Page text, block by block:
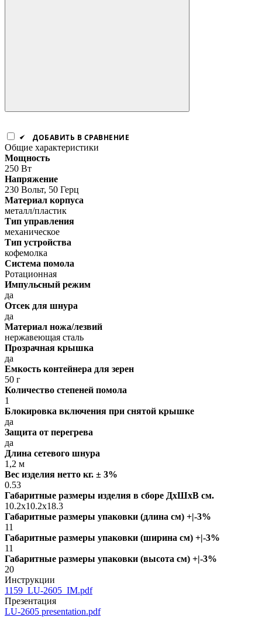
ДОБАВИТЬ В СРАВНЕНИЕ
Общие характеристики
Мощность
250 Вт
Напряжение
230 Вольт, 50 Герц
Материал корпуса
металл/пластик
Тип управления
механическое
Тип устройства
кофемолка
Система помола
Ротационная
Импульсный режим
да
Отсек для шнура
да
Материал ножа/лезвий
нержавеющая сталь
Прозрачная крышка
да
Емкость контейнера для зерен
50 г
Количество степеней помола
1
Блокировка включения при снятой крышке
да
Защита от перегрева
да
Длина сетевого шнура
1,2 м
Вес изделия нетто кг. ± 3%
0.53
Габаритные размеры изделия в сборе ДxШxВ см.
10.2x10.2x18.3
Габаритные размеры упаковки (длина см) +|-3%
11
Габаритные размеры упаковки (ширина см) +|-3%
11
Габаритные размеры упаковки (высота см) +|-3%
20
Инструкции
1159_LU-2605_IM.pdf
Презентация
LU-2605 presentation.pdf